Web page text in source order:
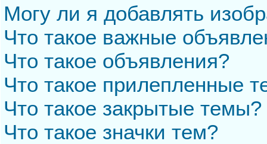
Могу ли я добавлять
Что такое важные
Что такое объявления?
Что такое прилепленные
Что такое закрытые темы?
Что такое значки тем?